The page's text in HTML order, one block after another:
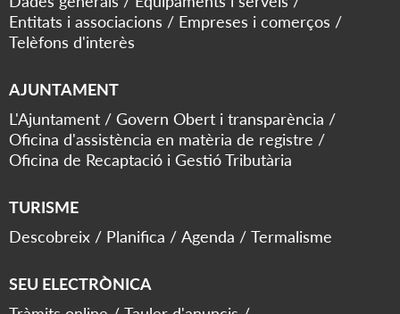
Entitats i associacions
Empreses i comerços
Telèfons d'interès
AJUNTAMENT
L'Ajuntament
Govern Obert i transparència
Oficina d'assistència en matèria de registre
Oficina de Recaptació i Gestió Tributària
TURISME
Descobreix
Planifica Agenda Termalisme
SEU ELECTRÒNICA